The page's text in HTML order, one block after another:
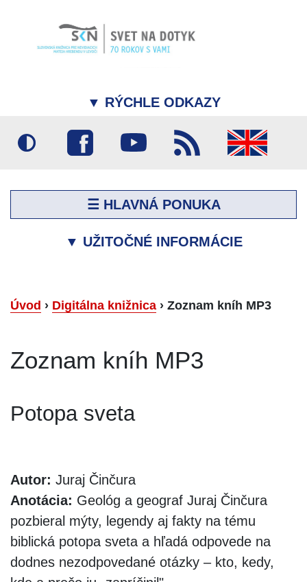
▼ RÝCHLE ODKAZY
☰ HLAVNÁ PONUKA
▼ UŽITOČNÉ INFORMÁCIE
Úvod › Digitálna knižnica › Zoznam kníh MP3
Zoznam kníh MP3
Potopa sveta
Autor: Juraj Činčura
Anotácia: Geológ a geograf Juraj Činčura
pozbieral mýty, legendy aj fakty na tému
biblická potopa sveta a hľadá odpovede na
dodnes nezodpovedané otázky – kto, kedy,